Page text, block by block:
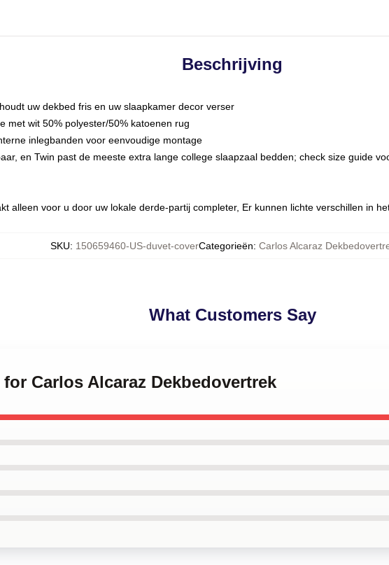
Beschrijving
uw dekbed fris en uw slaapkamer decor verser
met wit 50% polyester/50% katoenen rug
inlegbanden voor eenvoudige montage
en Twin past de meeste extra lange college slaapzaal bedden; check size guide
alleen voor u door uw lokale derde-partij completer, Er kunnen lichte verschillen in
SKU: 150659460-US-duvet-coverCategorieën: Carlos Alcaraz
What Customers Say
Carlos Alcaraz Dekbedovertrek